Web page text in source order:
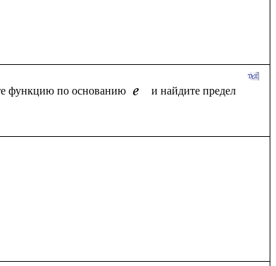
функцию по основанию